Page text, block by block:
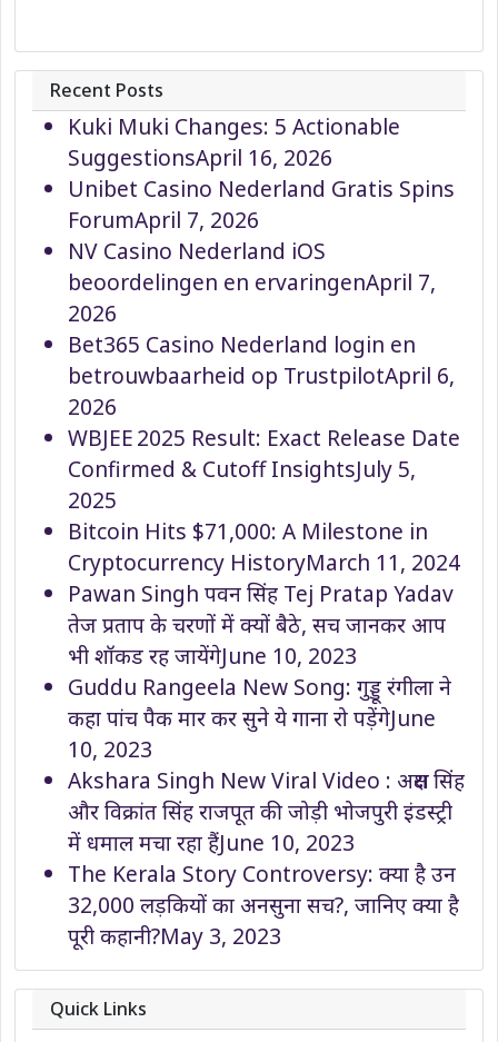
Recent Posts
Kuki Muki Changes: 5 Actionable
SuggestionsApril 16, 2026
Unibet Casino Nederland Gratis Spins
ForumApril 7, 2026
NV Casino Nederland iOS
beoordelingen en ervaringenApril 7,
2026
Bet365 Casino Nederland login en
betrouwbaarheid op TrustpilotApril 6,
2026
WBJEE 2025 Result: Exact Release Date
Confirmed & Cutoff InsightsJuly 5,
2025
Bitcoin Hits $71,000: A Milestone in
Cryptocurrency HistoryMarch 11, 2024
Pawan Singh पवन सिंह Tej Pratap Yadav
तेज प्रताप के चरणों में क्यों बैठे, सच जानकर आप
भी शॉकड रह जायेंगेJune 10, 2023
Guddu Rangeela New Song: गुड्डू रंगीला ने
कहा पांच पैक मार कर सुने ये गाना रो पड़ेंगेJune
10, 2023
Akshara Singh New Viral Video : अक्षरा सिंह
और विक्रांत सिंह राजपूत की जोड़ी भोजपुरी इंडस्ट्री
में धमाल मचा रहा हैंJune 10, 2023
The Kerala Story Controversy: क्या है उन
32,000 लड़कियों का अनसुना सच?, जानिए क्या है
पूरी कहानी?May 3, 2023
Quick Links